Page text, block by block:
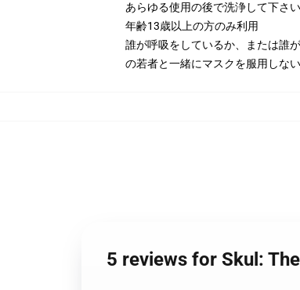
あらゆる使用の後で洗浄して下さい
年齢13歳以上の方のみ利用
誰が呼吸をしているか、または誰
の若者と一緒にマスクを服用しな
5 reviews for Skul: